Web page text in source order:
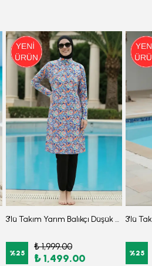
3'lü Takım Yarım Balıkçı Düşük Omuz Yarasakol Likralı Kumaş Burkini Tesettür Mayo D49
%25
₺ 1,999.00
₺ 1,499.00 %25